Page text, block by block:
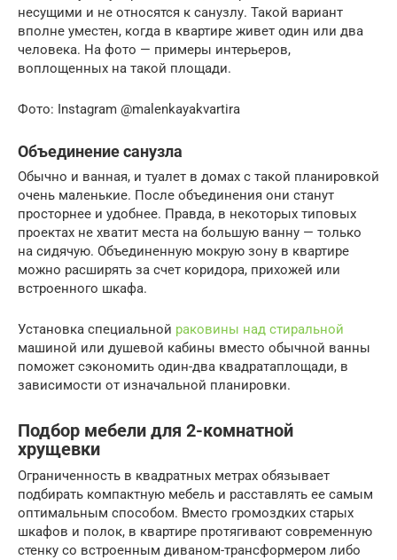
несущими и не относятся к санузлу. Такой вариант
вполне уместен, когда в квартире живет один или два
человека. На фото — примеры интерьеров,
воплощенных на такой площади.
Фото: Instagram @malenkayakvartira
Объединение санузла
Обычно и ванная, и туалет в домах с такой планировкой
очень маленькие. После объединения они станут
просторнее и удобнее. Правда, в некоторых типовых
проектах не хватит места на большую ванну — только
на сидячую. Объединенную мокрую зону в квартире
можно расширять за счет коридора, прихожей или
встроенного шкафа.
Установка специальной раковины над стиральной
машиной или душевой кабины вместо обычной ванны
поможет сэкономить один-два квадратаплощади, в
зависимости от изначальной планировки.
Подбор мебели для 2-комнатной
хрущевки
Ограниченность в квадратных метрах обязывает
подбирать компактную мебель и расставлять ее самым
оптимальным способом. Вместо громоздких старых
шкафов и полок, в квартире протягивают современную
стенку со встроенным диваном-трансформером либо